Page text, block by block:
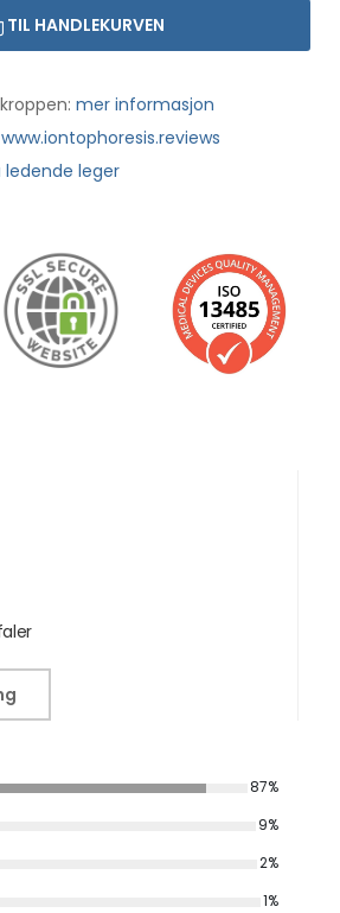
TIL HANDLEKURVEN
mer informasjon
www.iontophoresis.reviews
leger
87%
9%
2%
1%